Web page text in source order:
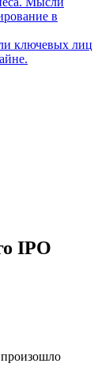
ключевых лиц
IPO
произошло